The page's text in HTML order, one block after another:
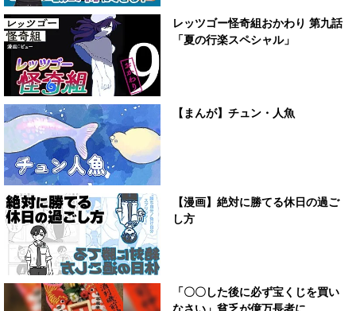
レッツゴー怪奇組おかわり 第九話
「夏の行楽スペシャル」
【まんが】チュン・人魚
【漫画】絶対に勝てる休日の過ご
し方
「〇〇した後に必ず宝くじを買い
なさい」貧乏が億万長者に